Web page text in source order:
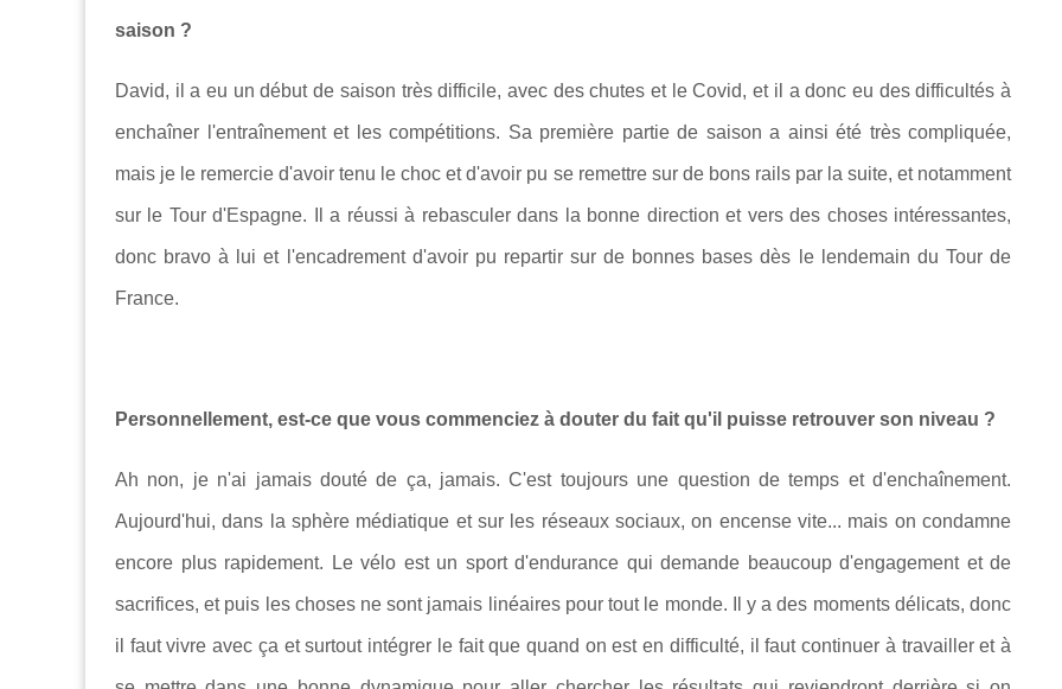
saison ?
David, il a eu un début de saison très difficile, avec des chutes et le Covid, et il a donc eu des difficultés à
enchaîner l'entraînement et les compétitions. Sa première partie de saison a ainsi été très compliquée,
mais je le remercie d'avoir tenu le choc et d'avoir pu se remettre sur de bons rails par la suite, et notamment
sur le Tour d'Espagne. Il a réussi à rebasculer dans la bonne direction et vers des choses intéressantes,
donc bravo à lui et l'encadrement d'avoir pu repartir sur de bonnes bases dès le lendemain du Tour de
France.
Personnellement, est-ce que vous commenciez à douter du fait qu'il puisse retrouver son niveau ?
Ah non, je n'ai jamais douté de ça, jamais. C'est toujours une question de temps et d'enchaînement.
Aujourd'hui, dans la sphère médiatique et sur les réseaux sociaux, on encense vite... mais on condamne
encore plus rapidement. Le vélo est un sport d'endurance qui demande beaucoup d'engagement et de
sacrifices, et puis les choses ne sont jamais linéaires pour tout le monde. Il y a des moments délicats, donc
il faut vivre avec ça et surtout intégrer le fait que quand on est en difficulté, il faut continuer à travailler et à